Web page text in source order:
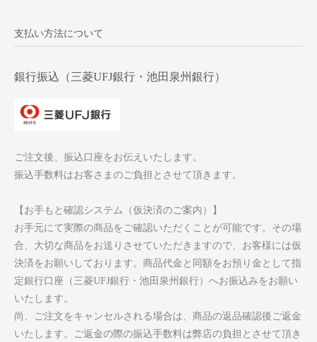
支払い方法について
銀行振込（三菱UFJ銀行・池田泉州銀行）
ご注文後、振込口座をお伝えいたします。
振込手数料はお客さまのご負担とさせて頂きます。
【お手もと確認システム（仮決済のご案内）】
お手元にて実際の商品をご確認いただくことが可能です。その場
合、大切な商品をお送りさせていただきますので、お客様には仮
決済をお願いしております。商品代金と同額をお預り金として指
定銀行口座（三菱UFJ銀行・池田泉州銀行）へお振込みをお願い
いたします。
尚、ご注文をキャンセルされる場合は、商品の返品確認後ご返金
いたします。ご返金の際の振込手数料は弊店の負担とさせて頂き